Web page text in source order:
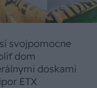
svojpomocne
dom
doskami
ETX